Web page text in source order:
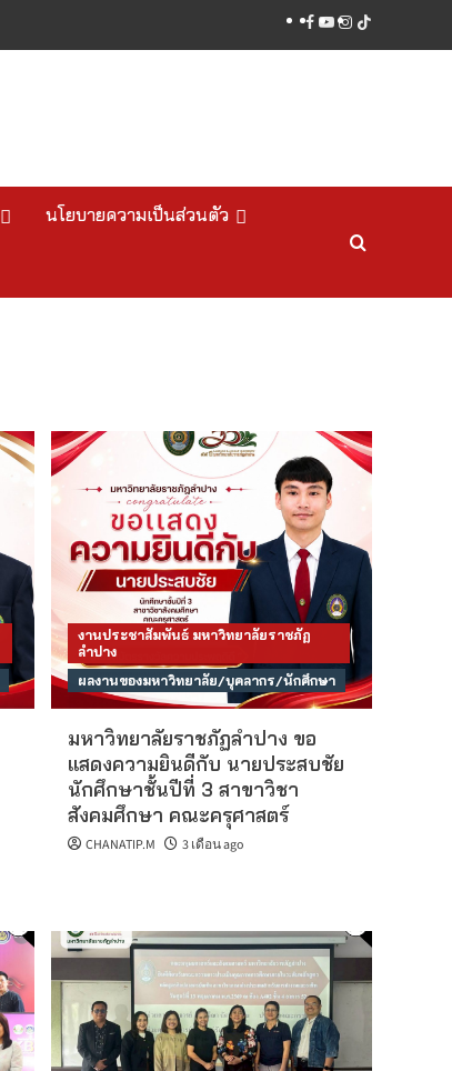
facebook
youtube
instagram
tiktok
นโยบายความเป็นส่วนตัว
งานประชาสัมพันธ์ มหาวิทยาลัยราชภัฏ
ลำปาง
ผลงานของมหาวิทยาลัย/บุคลากร/นักศึกษา
มหาวิทยาลัยราชภัฏลำปาง ขอ
แสดงความยินดีกับ นายประสบชัย
นักศึกษาชั้นปีที่ 3 สาขาวิชา
สังคมศึกษา คณะครุศาสตร์
CHANATIP.M 3 เดือน ago